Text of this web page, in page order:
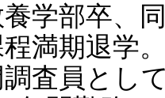
学部卒、
満期退学
査員とし